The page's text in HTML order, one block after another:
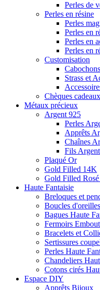
Perles de
Perles en résine
Perles
Perles en
Perles en
Perles en
Customisation
Strass et
Chèques cadeaux
Métaux précieux
Argent 925
Perles
Apprêts
Chaînes
Fils
Plaqué Or
Gold Filled 14K
Gold Filled
Haute Fantaisie
Breloques et
Boucles
Bagues Haute
Fermoirs
Bracelets et
Sertissures
Perles Haute
Chandeliers
Cotons cirés
Espace DIY
Apprêts Bijoux